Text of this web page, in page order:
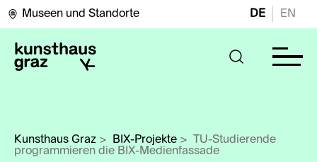
Museen und Standorte DE EN
Kunsthaus Graz > BIX-Projekte >
TU-Studierende
programmieren die BIX-Medienfassade